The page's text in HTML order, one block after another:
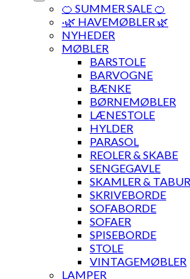
🍊 SUMMER SALE 🍊
·🌿 HAVEMØBLER 🌿
NYHEDER
MØBLER
BARSTOLE
BARVOGNE
BÆNKE
BØRNEMØBLER
LÆNESTOLE
HYLDER
PARASOL
REOLER & SKABE
SENGEGAVLE
SKAMLER &
SKRIVEBORDE
SOFABORDE
SOFAER
SPISEBORDE
STOLE
VINTAGEMØBLER
LAMPER